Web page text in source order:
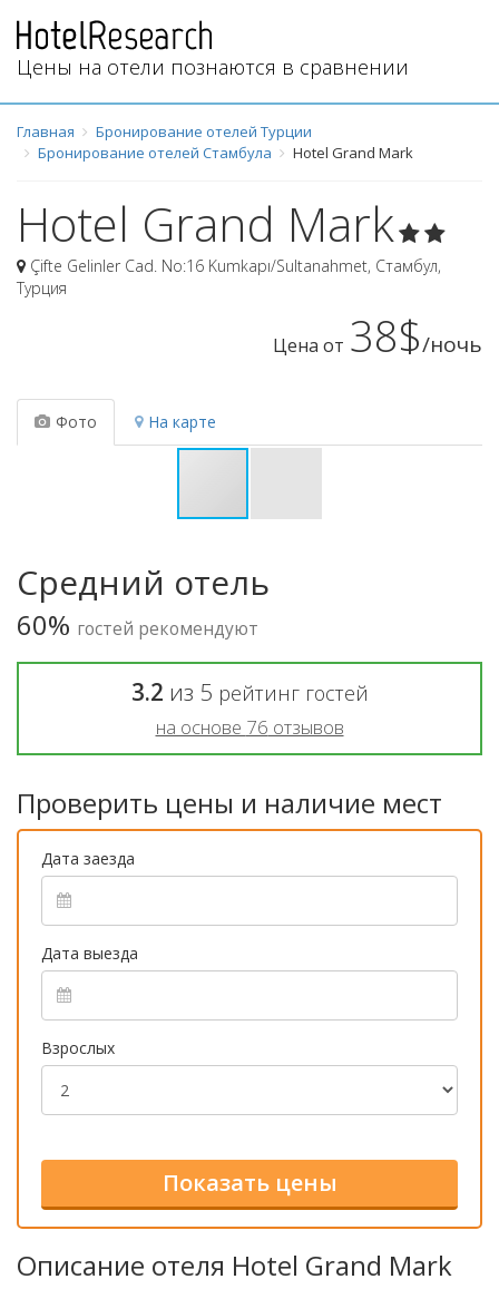
Цены на отели познаются в сравнении
Главная
Бронирование отелей Турции
Бронирование отелей Стамбула
Hotel Grand Mark
Hotel Grand Mark
Çifte Gelinler Cad. No:16 Kumkapı/Sultanahmet, Стамбул,
Турция
Цена от 38$/ночь
Фото На карте
Средний отель
60% гостей рекомендуют
3.2 из 5 рейтинг гостей
на основе 76 отзывов
Проверить цены и наличие мест
Дата заезда
Дата выезда
Взрослых
Описание отеля Hotel Grand Mark